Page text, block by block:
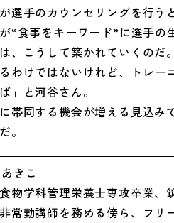
選手のカウンセリングを行
“食事をキーワード”に選手
、こうして築かれていくのだ。
わけではないけれど、トレ
」と河谷さん。
帯同する機会が増える見込
。
きこ
物学科管理栄養士専攻卒業
常勤講師を務める傍ら、フ